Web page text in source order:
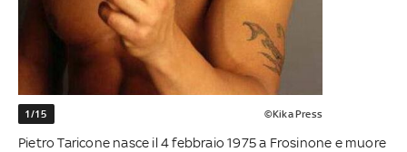
1/15 ©Kika Press
Pietro Taricone nasce il 4 febbraio 1975 a Frosinone e muore